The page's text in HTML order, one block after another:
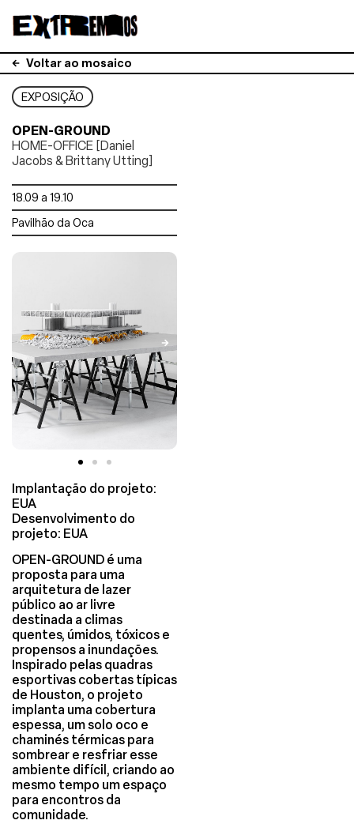
Voltar ao mosaico
EXPOSIÇÃO
OPEN-GROUND
HOME-OFFICE [Daniel
Jacobs & Brittany Utting]
18.09 a 19.10
Pavilhão da Oca
Implantação do projeto:
EUA
Desenvolvimento do
projeto: EUA
OPEN-GROUND é uma
proposta para uma
arquitetura de lazer
público ao ar livre
destinada a climas
quentes, úmidos, tóxicos e
propensos a inundações.
Inspirado pelas quadras
esportivas cobertas típicas
de Houston, o projeto
implanta uma cobertura
espessa, um solo oco e
chaminés térmicas para
sombrear e resfriar esse
ambiente difícil, criando ao
mesmo tempo um espaço
para encontros da
comunidade.